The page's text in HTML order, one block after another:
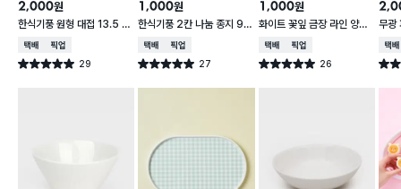
2,000원
한식기풍 원형 대접 13.5 c
m
택배배송매장픽업
별점 5.0점 29
건 작성
1,000원
한식기풍 2칸 나눔 종지 9 c
m
택배배송매장픽업
별점 5.0점 27
건 작성
1,000원
화이트 꽃잎 금장 라인 양각
종지 10 cm
택배배송매장픽업
별점 5.0점 26
건 작성
무광
접
택배
별점